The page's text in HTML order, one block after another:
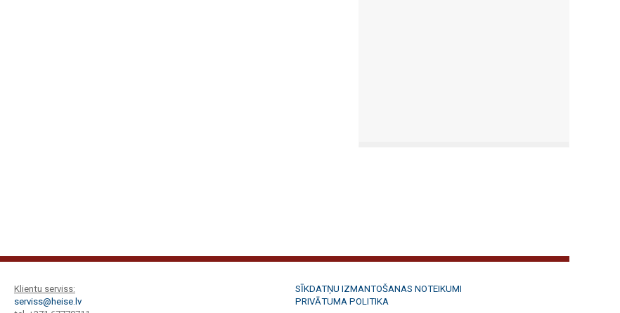
Klientu serviss:
serviss@heise.lv
SĪKDATŅU IZMANTOŠANAS NOTEIKUMI
PRIVĀTUMA POLITIKA